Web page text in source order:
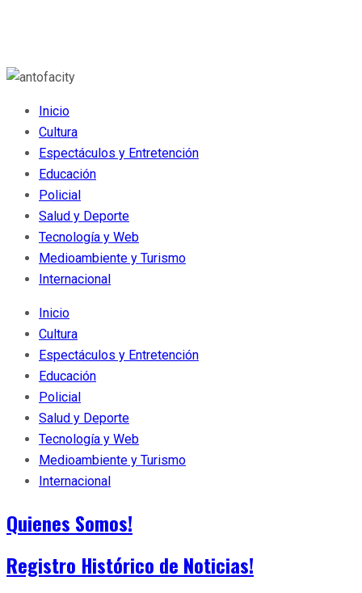
Inicio
Cultura
Espectáculos y Entretención
Educación
Policial
Salud y Deporte
Tecnología y Web
Medioambiente y Turismo
Internacional
Inicio
Cultura
Espectáculos y Entretención
Educación
Policial
Salud y Deporte
Tecnología y Web
Medioambiente y Turismo
Internacional
Quienes Somos!
Registro Histórico de Noticias!